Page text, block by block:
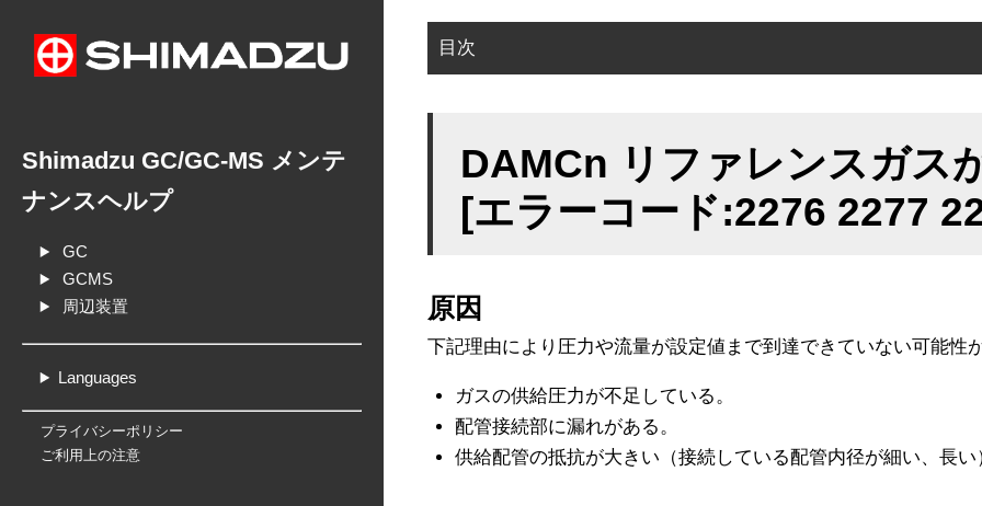
Shimadzu GC/GC-MS メンテ
ナンスヘルプ
GC
GCMS
周辺装置
Languages
プライバシーポリシー
ご利用上の注意
目次
対策
DAMCn リファレンスガス
[エラーコード:2276 2277
原因
下記理由により圧力や流量が設定値まで到達できていない可能性
ガスの供給圧力が不足している。
配管接続部に漏れがある。
供給配管の抵抗が大きい（接続している配管内径が細い、長い